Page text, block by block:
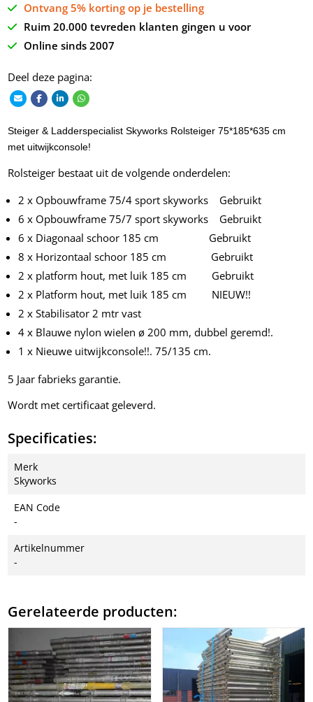
Ontvang 5% korting op je bestelling
Ruim 20.000 tevreden klanten gingen u voor
Online sinds 2007
Deel deze pagina:
Steiger & Ladderspecialist Skyworks Rolsteiger 75*185*635 cm
met uitwijkconsole!
Rolsteiger bestaat uit de volgende onderdelen:
2 x Opbouwframe 75/4 sport skyworks Gebruikt
6 x Opbouwframe 75/7 sport skyworks Gebruikt
6 x Diagonaal schoor 185 cm Gebruikt
8 x Horizontaal schoor 185 cm Gebruikt
2 x platform hout, met luik 185 cm Gebruikt
2 x Platform hout, met luik 185 cm NIEUW!!
2 x Stabilisator 2 mtr vast
4 x Blauwe nylon wielen ø 200 mm, dubbel geremd!.
1 x Nieuwe uitwijkconsole!!. 75/135 cm.
5 Jaar fabrieks garantie.
Wordt met certificaat geleverd.
Specificaties:
Merk
Skyworks
EAN Code
-
Artikelnummer
-
Gerelateerde producten: